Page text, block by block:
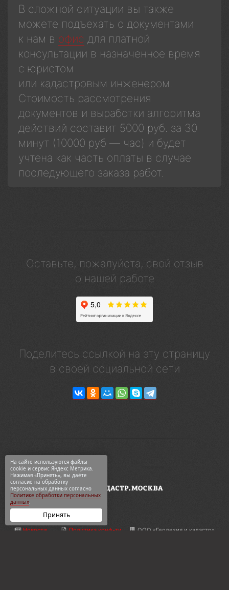
В сложной ситуации вы также
можете подъехать с документами
к нам в офис для платной
консультации в назначенное время
с юристом
или кадастровым инженером.
Стоимость рассмотрения
документов и выработки алгоритма
действий составит 5000 руб. за 30
минут (10000 руб — час) и будет
учтена как часть оплаты в случае
последующего заказа работ.
Оставьте, пожалуйста, свой отзыв
о нашей работе
Поделитесь ссылкой на эту страницу
в своей социальной сети
Новости
Политика конф-ти
ООО «Геодезия и кадастр»
На сайте используются файлы
cookie и сервис Яндекс Метрика.
Нажимая «Принять», вы даёте
согласие на обработку
персональных данных согласно
Политике обработки персональных
данных.
Принять